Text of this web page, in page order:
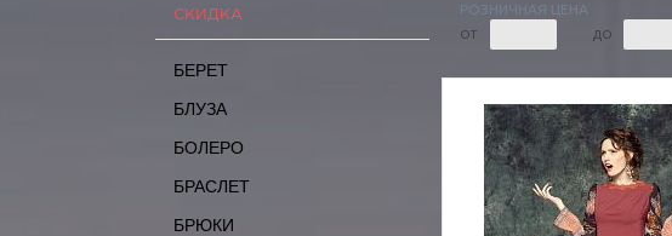
РОЗНИЧНАЯ ЦЕНА
ОТ ДО
СКИДКА
БЕРЕТ
БЛУЗА
БОЛЕРО
БРАСЛЕТ
БРЮКИ